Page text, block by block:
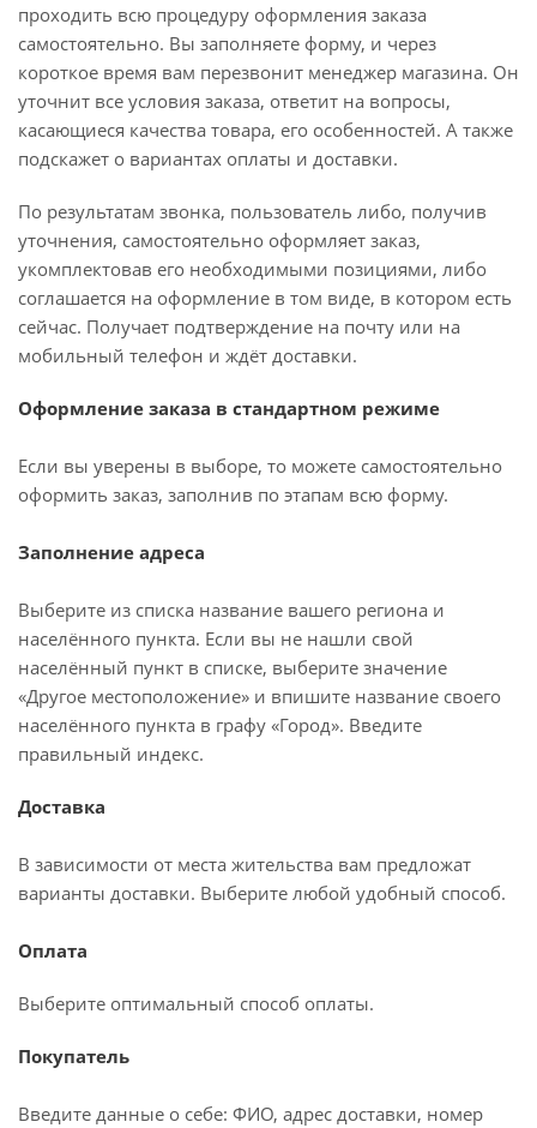
проходить всю процедуру оформления заказа
самостоятельно. Вы заполняете форму, и через
короткое время вам перезвонит менеджер магазина. Он
уточнит все условия заказа, ответит на вопросы,
касающиеся качества товара, его особенностей. А также
подскажет о вариантах оплаты и доставки.
По результатам звонка, пользователь либо, получив
уточнения, самостоятельно оформляет заказ,
укомплектовав его необходимыми позициями, либо
соглашается на оформление в том виде, в котором есть
сейчас. Получает подтверждение на почту или на
мобильный телефон и ждёт доставки.
Оформление заказа в стандартном режиме
Если вы уверены в выборе, то можете самостоятельно
оформить заказ, заполнив по этапам всю форму.
Заполнение адреса
Выберите из списка название вашего региона и
населённого пункта. Если вы не нашли свой
населённый пункт в списке, выберите значение
«Другое местоположение» и впишите название своего
населённого пункта в графу «Город». Введите
правильный индекс.
Доставка
В зависимости от места жительства вам предложат
варианты доставки. Выберите любой удобный способ.
Оплата
Выберите оптимальный способ оплаты.
Покупатель
Введите данные о себе: ФИО, адрес доставки, номер